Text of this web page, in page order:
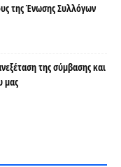
της Ένωσης Συλλόγων
της σύμβασης και
μας